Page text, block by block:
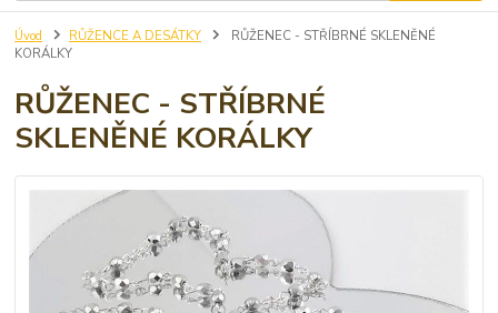
Úvod RŮŽENCE A DESÁTKY
RŮŽENEC - STŘÍBRNÉ SKLENĚNÉ
KORÁLKY
RŮŽENEC - STŘÍBRNÉ
SKLENĚNÉ KORÁLKY